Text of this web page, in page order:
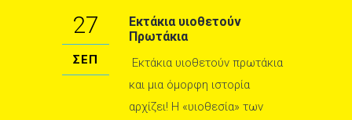
27
ΣΕΠ
Εκτάκια υιοθετούν
Πρωτάκια
Εκτάκια υιοθετούν πρωτάκια
και μια όμορφη ιστορία
αρχίζει! Η «υιοθεσία» των